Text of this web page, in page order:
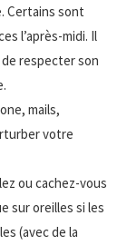
Certains sont
l’après-midi. Il
respecter son
mails,
votre
ou cachez-vous
sur oreilles si les
(avec de la